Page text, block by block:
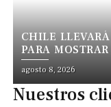
CHILE
PARA
MINERA
agosto 8, 2026
Nuestros